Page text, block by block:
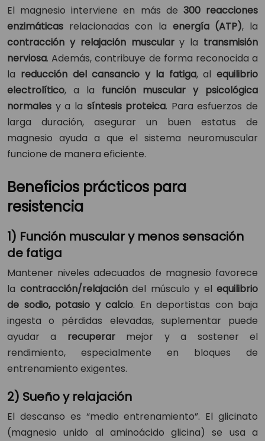
El magnesio interviene en más de 300 reacciones
enzimáticas relacionadas con la energía (ATP), la
contracción y relajación musculary la transmisión
nerviosa. Además, contribuye de forma reconocida a
la reducción del cansancio y la fatiga, al equilibrio
electrolítico, a la función muscular y psicológica
normales y a la síntesis proteica. Para esfuerzos de
larga duración, asegurar un buen estatus de
magnesio ayuda a que el sistema neuromuscular
funcione de manera eficiente.
Beneficios prácticos para
resistencia
1) Función muscular y menos sensación
de fatiga
Mantener niveles adecuados de magnesio favorece
la contracción/relajacióndel músculo y el equilibrio
de sodio, potasio y calcio. En deportistas con baja
ingesta o pérdidas elevadas, suplementar puede
ayudar a recuperarmejor y a sostener el
rendimiento, especialmente en bloques de
entrenamiento exigentes.
2) Sueño y relajación
El descanso es “medio entrenamiento”. El glicinato
(magnesio unido al aminoácido glicina) se usa a